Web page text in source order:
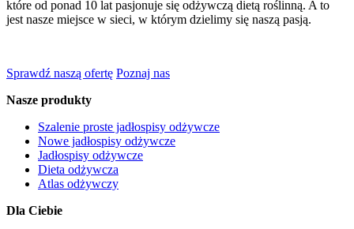
które od ponad 10 lat pasjonuje się odżywczą dietą roślinną. A to
jest nasze miejsce w sieci, w którym dzielimy się naszą pasją.
Sprawdź naszą ofertę Poznaj nas
Nasze produkty
Szalenie proste jadłospisy odżywcze
Nowe jadłospisy odżywcze
Jadłospisy odżywcze
Dieta odżywcza
Atlas odżywczy
Dla Ciebie